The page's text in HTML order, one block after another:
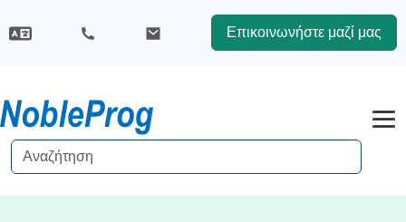
Επικοινωνήστε μαζί μας